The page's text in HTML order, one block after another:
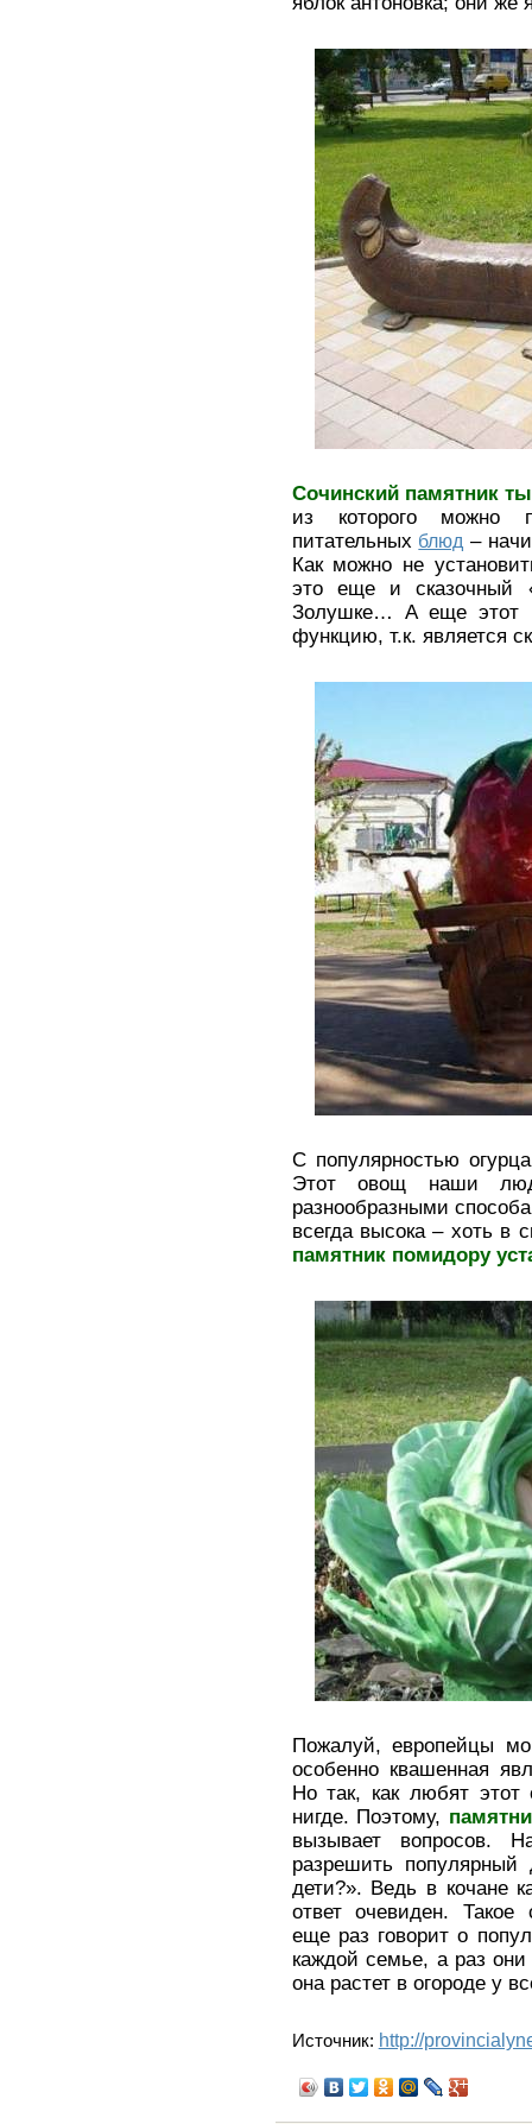
Сочинский памятник
из которого можно
питательных блюд –
Как можно не
это еще и сказочный
Золушке… А еще этот
функцию, т.к. является
С популярностью
Этот овощ наши
разнообразными
всегда высока – хоть в
памятник помидору
Пожалуй, европейцы
особенно квашенная
Но так, как любят
нигде. Поэтому,
вызывает вопросов.
разрешить популярный
дети?». Ведь в кочане
ответ очевиден. Такое
еще раз говорит о
каждой семье, а раз
она растет в огороде у
Источник: http://